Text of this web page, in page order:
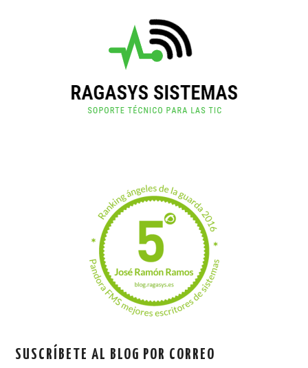
SUSCRÍBETE AL BLOG POR CORREO